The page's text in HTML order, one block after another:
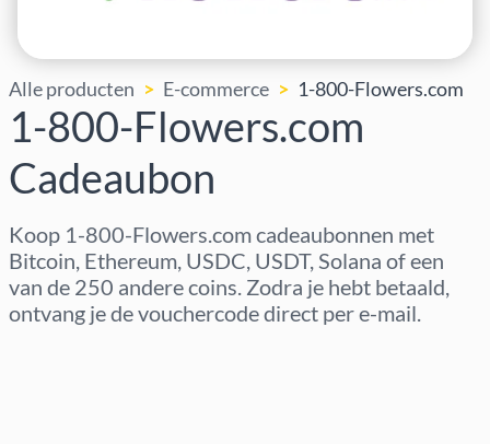
Alle producten E-commerce 1-800-Flowers.com
1-800-Flowers.com
Cadeaubon
Koop 1-800-Flowers.com cadeaubonnen met
Bitcoin, Ethereum, USDC, USDT, Solana of een
van de 250 andere coins. Zodra je hebt betaald,
ontvang je de vouchercode direct per e-mail.